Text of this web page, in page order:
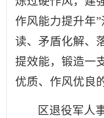
作风能力提升年
读、矛盾化解、
提效能，锻造一
优质、作风优良
区退役军人